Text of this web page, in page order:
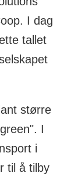
i
milepæl
Labrador
I dag
tallet
større
I
i
til å tilby